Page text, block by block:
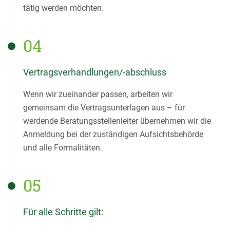
tätig werden möchten.
04
Vertragsverhandlungen/-abschluss
Wenn wir zueinander passen, arbeiten wir
gemeinsam die Vertragsunterlagen aus – für
werdende Beratungsstellenleiter übernehmen wir die
Anmeldung bei der zuständigen Aufsichtsbehörde
und alle Formalitäten.
05
Für alle Schritte gilt: